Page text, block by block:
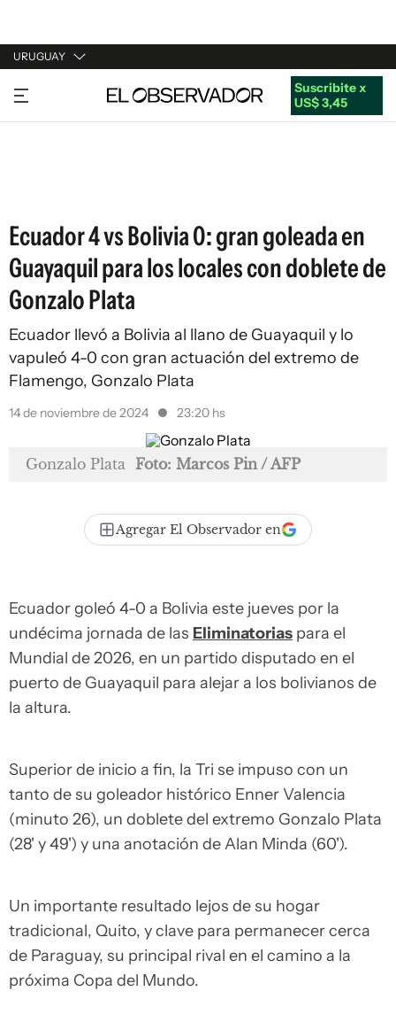
URUGUAY
URUGUAY
ARGENTINA
Suscribite x
US$ 3,45
Ecuador 4 vs Bolivia 0: gran goleada en
Guayaquil para los locales con doblete de
Gonzalo Plata
Ecuador llevó a Bolivia al llano de Guayaquil y lo
vapuleó 4-0 con gran actuación del extremo de
Flamengo, Gonzalo Plata
14 de noviembre de 2024 23:20 hs
Gonzalo Plata Foto: Marcos Pin / AFP
Agregar El Observador en
Ecuador goleó 4-0 a Bolivia este jueves por la
undécima jornada de las Eliminatorias para el
Mundial de 2026, en un partido disputado en el
puerto de Guayaquil para alejar a los bolivianos de
la altura.
Superior de inicio a fin, la Tri se impuso con un
tanto de su goleador histórico Enner Valencia
(minuto 26), un doblete del extremo Gonzalo Plata
(28' y 49') y una anotación de Alan Minda (60').
Un importante resultado lejos de su hogar
tradicional, Quito, y clave para permanecer cerca
de Paraguay, su principal rival en el camino a la
próxima Copa del Mundo.